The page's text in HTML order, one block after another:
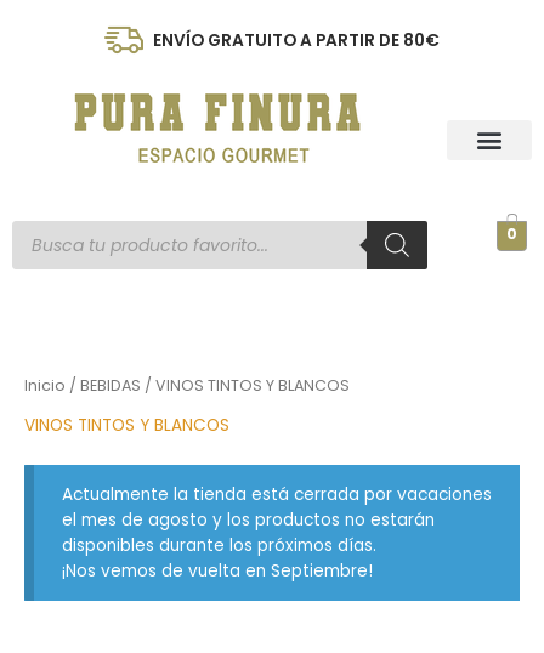
ENVÍO GRATUITO A PARTIR DE 80€
Búsqueda
de
productos
0
Inicio / BEBIDAS / VINOS TINTOS Y BLANCOS
VINOS TINTOS Y BLANCOS
Actualmente la tienda está cerrada por vacaciones
el mes de agosto y los productos no estarán
disponibles durante los próximos días.
¡Nos vemos de vuelta en Septiembre!